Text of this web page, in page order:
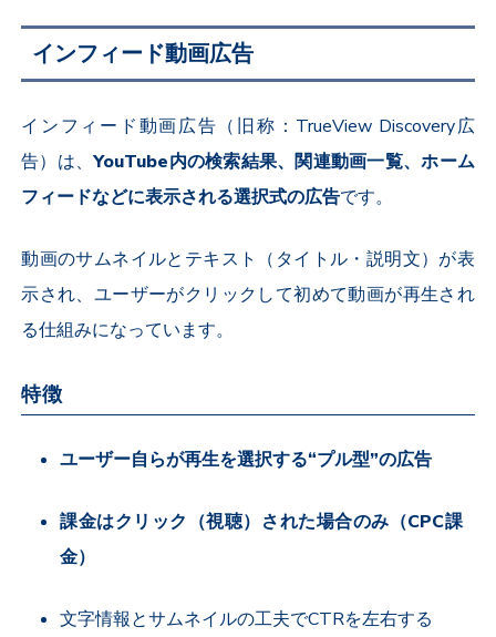
インフィード動画広告
インフィード動画広告（旧称： TrueView Discovery広
告）は、YouTube内の検索結果、関連動画一覧、ホーム
フィードなどに表示される選択式の広告です。
動画のサムネイルとテキスト（タイトル・説明文）が表
示され、ユーザーがクリックして初めて動画が再生され
る仕組みになっています。
特徴
ユーザー自らが再生を選択する“プル型”の広告
課金はクリック（視聴）された場合のみ（CPC課
金）
文字情報とサムネイルの工夫でCTRを左右する